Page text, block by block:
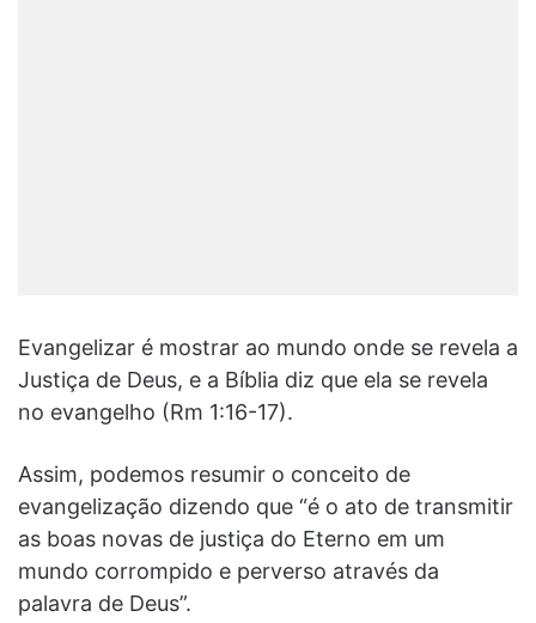
Evangelizar é mostrar ao mundo onde se revela a
Justiça de Deus, e a Bíblia diz que ela se revela
no evangelho (Rm 1:16-17).
Assim, podemos resumir o conceito de
evangelização dizendo que “é o ato de transmitir
as boas novas de justiça do Eterno em um
mundo corrompido e perverso através da
palavra de Deus”.